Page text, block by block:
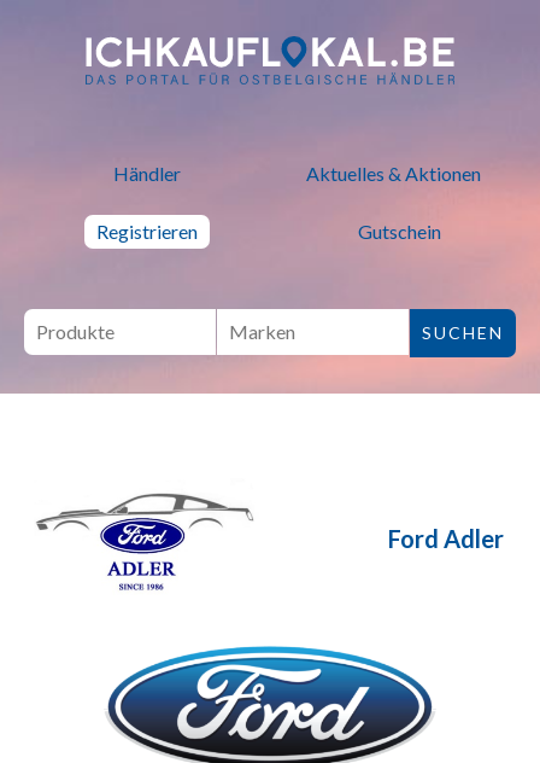
ich kauf lokal - Bei lokalen
Händler Aktuelles & Aktionen
Registrieren Gutschein
Ford Adler